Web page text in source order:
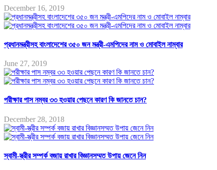
December 16, 2019
প্রধানমন্ত্রীসহ বাংলাদেশের ৩৫০ জন মন্ত্রী-এমপিদের নাম ও মোবাইল নাম্বার
June 27, 2019
পরীক্ষার পাস নম্বর ৩৩ হওয়ার পেছনে কারণ কি জানতে চান?
December 28, 2018
স্বামী-স্ত্রীর সম্পর্ক বজায় রাখার বিজ্ঞানসম্মত উপায় জেনে নিন